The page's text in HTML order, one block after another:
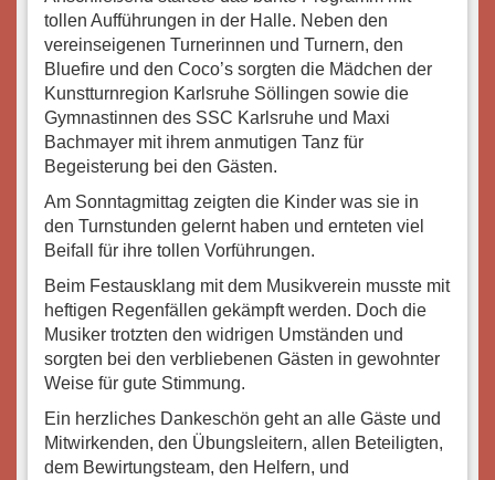
tollen Aufführungen in der Halle. Neben den
vereinseigenen Turnerinnen und Turnern, den
Bluefire und den Coco’s sorgten die Mädchen der
Kunstturnregion Karlsruhe Söllingen sowie die
Gymnastinnen des SSC Karlsruhe und Maxi
Bachmayer mit ihrem anmutigen Tanz für
Begeisterung bei den Gästen.
Am Sonntagmittag zeigten die Kinder was sie in
den Turnstunden gelernt haben und ernteten viel
Beifall für ihre tollen Vorführungen.
Beim Festausklang mit dem Musikverein musste mit
heftigen Regenfällen gekämpft werden. Doch die
Musiker trotzten den widrigen Umständen und
sorgten bei den verbliebenen Gästen in gewohnter
Weise für gute Stimmung.
Ein herzliches Dankeschön geht an alle Gäste und
Mitwirkenden, den Übungsleitern, allen Beteiligten,
dem Bewirtungsteam, den Helfern, und